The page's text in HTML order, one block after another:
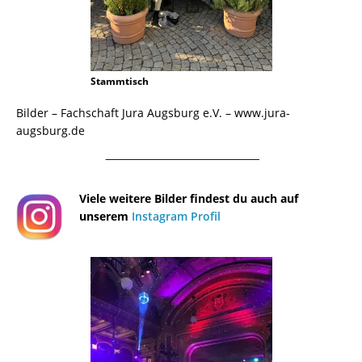
Stammtisch
Bilder – Fachschaft Jura Augsburg e.V. – www.jura-
augsburg.de
¯¯¯¯¯¯¯¯¯¯¯¯¯¯¯¯¯¯¯¯¯¯¯¯¯¯¯¯¯¯¯¯¯¯¯¯¯¯
Viele weitere Bilder findest du auch auf
unserem Instagram Profil